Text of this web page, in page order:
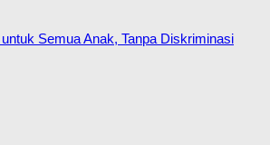
Semua Anak, Tanpa Diskriminasi